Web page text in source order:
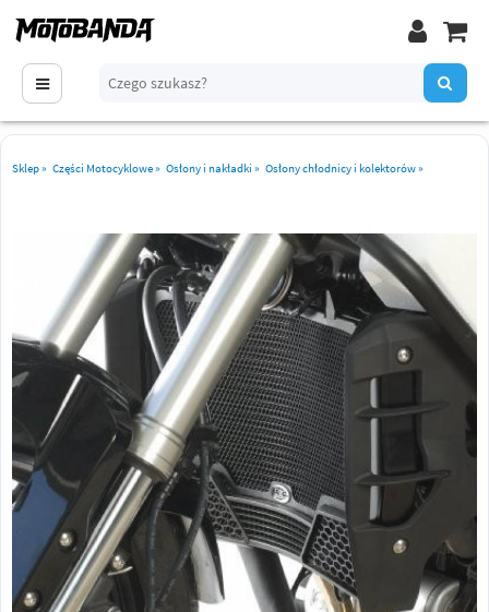
Sklep» Części Motocyklowe» Osłony i nakładki » Osłony chłodnicy i kolektorów»